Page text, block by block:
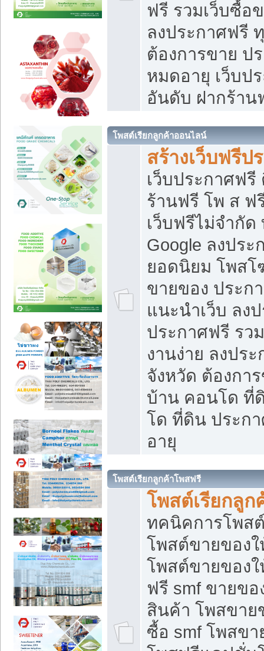
ฟรี รวมเว็บซื้อ
ลงประกาศฟรี
ต้องการขาย ป
หมดอายุ เว็บป
อันดับ ฝากร้าน
โพสต์เรียกลูกค้าออนไลน์
สร้างเว็บฟรีป
เว็บประกาศฟ
ร้านฟรี โพ ส ฟ
เว็บฟรีไม่จำกัด
Google ลงประ
ยอดนิยม โพส
ขายของ ประก
แนะนำเว็บ ลง
ประกาศฟรี รว
งานง่าย ลงปร
จังหวัด ต้องกา
บ้าน คอนโด ที่
โด ที่ดิน ประก
อายุ
โพสต์เรียกลูกค้าโพสฟรี
โพสต์เรียกลูก
ทคนิคการโพส
โพสต์ขายของ
โพสต์ขายของ
ฟรี smf ขายข
สินค้า โพสขาย
ซื้อ smf โพสข